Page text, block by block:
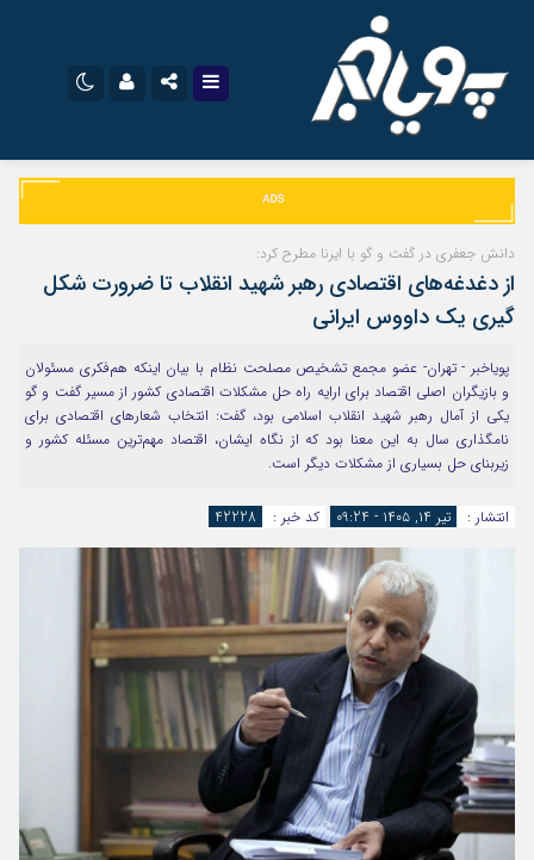
اینستاگرام
تلگرام
سروش
ایتا
آپارات
اپلیکیشن
نام کاربری یا نشانی ایمیل
رمز عبور
مرا به خاطر بسپار
دانش جعفری در گفت و گو با ایرنا مطرح کرد:
از دغدغه‌های اقتصادی رهبر شهید انقلاب تا ضرورت شکل
گیری یک داووس ایرانی
پویاخبر - تهران- عضو مجمع تشخیص مصلحت نظام با بیان اینکه هم‌فکری مسئولان
و بازیگران اصلی اقتصاد برای ارایه راه حل مشکلات اقتصادی کشور از مسیر گفت و گو
یکی از آمال رهبر شهید انقلاب اسلامی بود، گفت: انتخاب شعارهای اقتصادی برای
نامگذاری سال به این معنا بود که از نگاه ایشان، اقتصاد مهم‌ترین مسئله کشور و
زیربنای حل بسیاری از مشکلات دیگر است.
انتشار : تیر ۱۴, ۱۴۰۵ - 09:24 کد خبر : 42228